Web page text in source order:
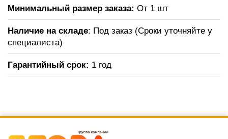
Минимальный размер заказа: От 1 шт
Наличие на складе: Под заказ (Сроки уточняйте у
специалиста)
Гарантийный срок: 1 год